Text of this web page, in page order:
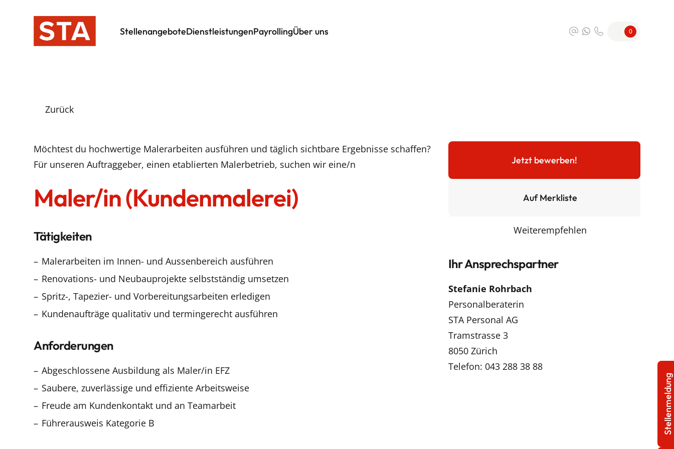
StellenangeboteDienstleistungenPayrollingÜber uns 0
Zurück
Möchtest du hochwertige Malerarbeiten ausführen und täglich sichtbare Ergebnisse schaffen?
Für unseren Auftraggeber, einen etablierten Malerbetrieb, suchen wir eine/n
Maler/in (Kundenmalerei)
Tätigkeiten
Malerarbeiten im Innen- und Aussenbereich ausführen
Renovations- und Neubauprojekte selbstständig umsetzen
Spritz-, Tapezier- und Vorbereitungsarbeiten erledigen
Kundenaufträge qualitativ und termingerecht ausführen
Anforderungen
Abgeschlossene Ausbildung als Maler/in EFZ
Saubere, zuverlässige und effiziente Arbeitsweise
Freude am Kundenkontakt und an Teamarbeit
Führerausweis Kategorie B
Jetzt bewerben!
Auf Merkliste
Weiterempfehlen
Ihr Ansprechspartner
Stefanie Rohrbach
Personalberaterin
STA Personal AG
Tramstrasse 3
8050 Zürich
Telefon: 043 288 38 88
Stellenmeldung